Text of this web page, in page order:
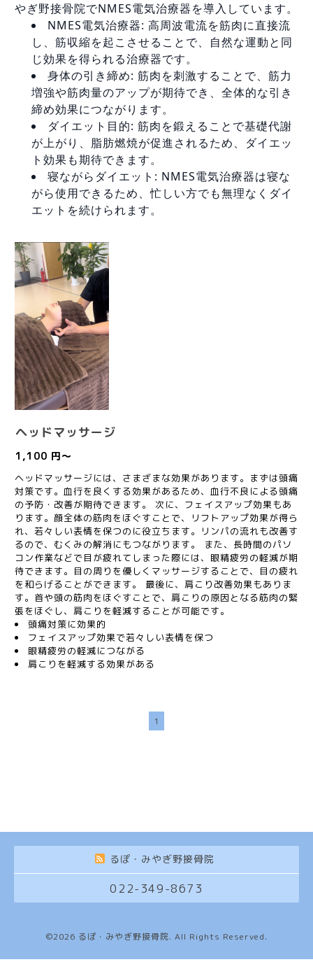
やぎ野接骨院でNMES電気治療器を導入しています。
NMES電気治療器: 高周波電流を筋肉に直接流
し、筋収縮を起こさせることで、自然な運動と同
じ効果を得られる治療器です。
身体の引き締め: 筋肉を刺激することで、筋力
増強や筋肉量のアップが期待でき、全体的な引き
締め効果につながります。
ダイエット目的: 筋肉を鍛えることで基礎代謝
が上がり、脂肪燃焼が促進されるため、ダイエッ
ト効果も期待できます。
寝ながらダイエット: NMES電気治療器は寝な
がら使用できるため、忙しい方でも無理なくダイ
エットを続けられます。
ヘッドマッサージ
1,100 円～
ヘッドマッサージには、さまざまな効果があります。まずは頭痛
対策です。血行を良くする効果があるため、血行不良による頭痛
の予防・改善が期待できます。 次に、フェイスアップ効果もあ
ります。顔全体の筋肉をほぐすことで、リフトアップ効果が得ら
れ、若々しい表情を保つのに役立ちます。リンパの流れも改善す
るので、むくみの解消にもつながります。 また、長時間のパソ
コン作業などで目が疲れてしまった際には、眼精疲労の軽減が期
待できます。目の周りを優しくマッサージすることで、目の疲れ
を和らげることができます。 最後に、肩こり改善効果もありま
す。首や頭の筋肉をほぐすことで、肩こりの原因となる筋肉の緊
張をほぐし、肩こりを軽減することが可能です。
頭痛対策に効果的
フェイスアップ効果で若々しい表情を保つ
眼精疲労の軽減につながる
肩こりを軽減する効果がある
1
るぽ・みやぎ野接骨院
022-349-8673
©2026 るぽ・みやぎ野接骨院. All Rights Reserved.